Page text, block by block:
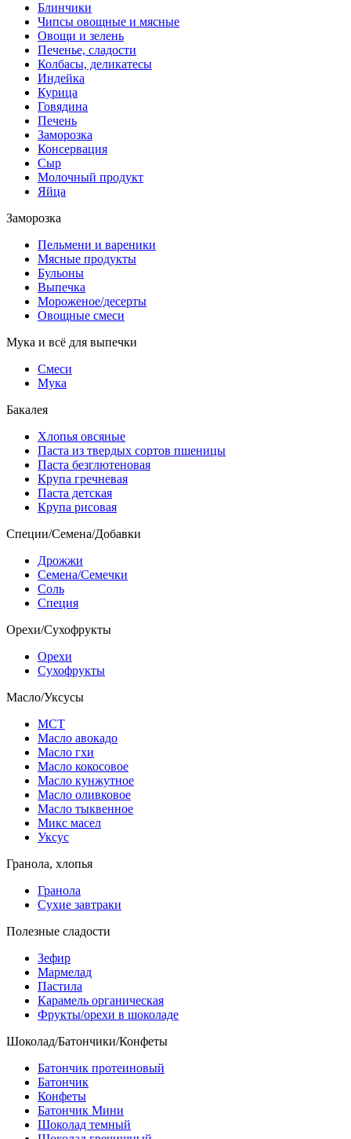
Блинчики
Чипсы овощные и мясные
Овощи и зелень
Печенье, сладости
Колбасы, деликатесы
Индейка
Курица
Говядина
Печень
Заморозка
Консервация
Сыр
Молочный продукт
Яйца
Заморозка
Пельмени и вареники
Мясные продукты
Бульоны
Выпечка
Мороженое/десерты
Овощные смеси
Мука и всё для выпечки
Смеси
Мука
Бакалея
Хлопья овсяные
Паста из твердых сортов пшеницы
Паста безглютеновая
Крупа гречневая
Паста детская
Крупа рисовая
Специи/Семена/Добавки
Дрожжи
Семена/Семечки
Соль
Специя
Орехи/Сухофрукты
Орехи
Сухофрукты
Масло/Уксусы
МСТ
Масло авокадо
Масло гхи
Масло кокосовое
Масло кунжутное
Масло оливковое
Масло тыквенное
Микс масел
Уксус
Гранола, хлопья
Гранола
Сухие завтраки
Полезные сладости
Зефир
Мармелад
Пастила
Карамель органическая
Фрукты/орехи в шоколаде
Шоколад/Батончики/Конфеты
Батончик протеиновый
Батончик
Конфеты
Батончик Мини
Шоколад темный